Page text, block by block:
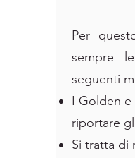
Per
sempre
seguenti
I Golden
riportare
Si tratta di